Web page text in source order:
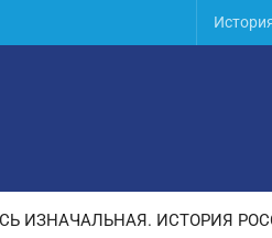
ИЗНАЧАЛЬНАЯ. ИСТОРИЯ